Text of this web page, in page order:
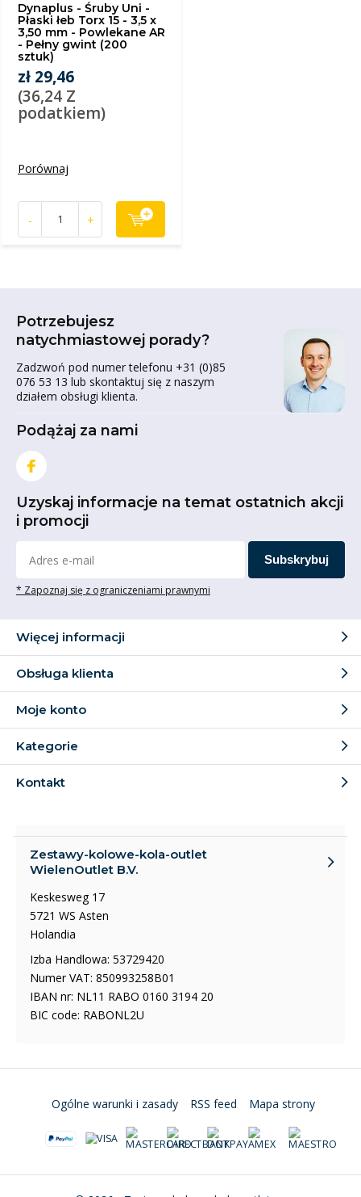
Dynaplus - Śruby Uni -
Płaski łeb Torx 15 - 3,5 x
3,50 mm - Powlekane AR
- Pełny gwint (200
sztuk)
zł 29,46
(36,24 Z
podatkiem)
Porównaj
- +
Potrzebujesz
natychmiastowej porady?
Zadzwoń pod numer telefonu +31 (0)85
076 53 13 lub skontaktuj się z naszym
działem obsługi klienta.
Podążaj za nami
Uzyskaj informacje na temat ostatnich akcji
i promocji
Subskrybuj
* Zapoznaj się z ograniczeniami prawnymi
Więcej informacji
Obsługa klienta
Moje konto
Kategorie
Kontakt
Zestawy-kolowe-kola-outlet
WielenOutlet B.V.
Keskesweg 17
5721 WS Asten
Holandia
Izba Handlowa: 53729420
Numer VAT: 850993258B01
IBAN nr: NL11 RABO 0160 3194 20
BIC code: RABONL2U
Ogólne warunki i zasady RSS feed Mapa strony